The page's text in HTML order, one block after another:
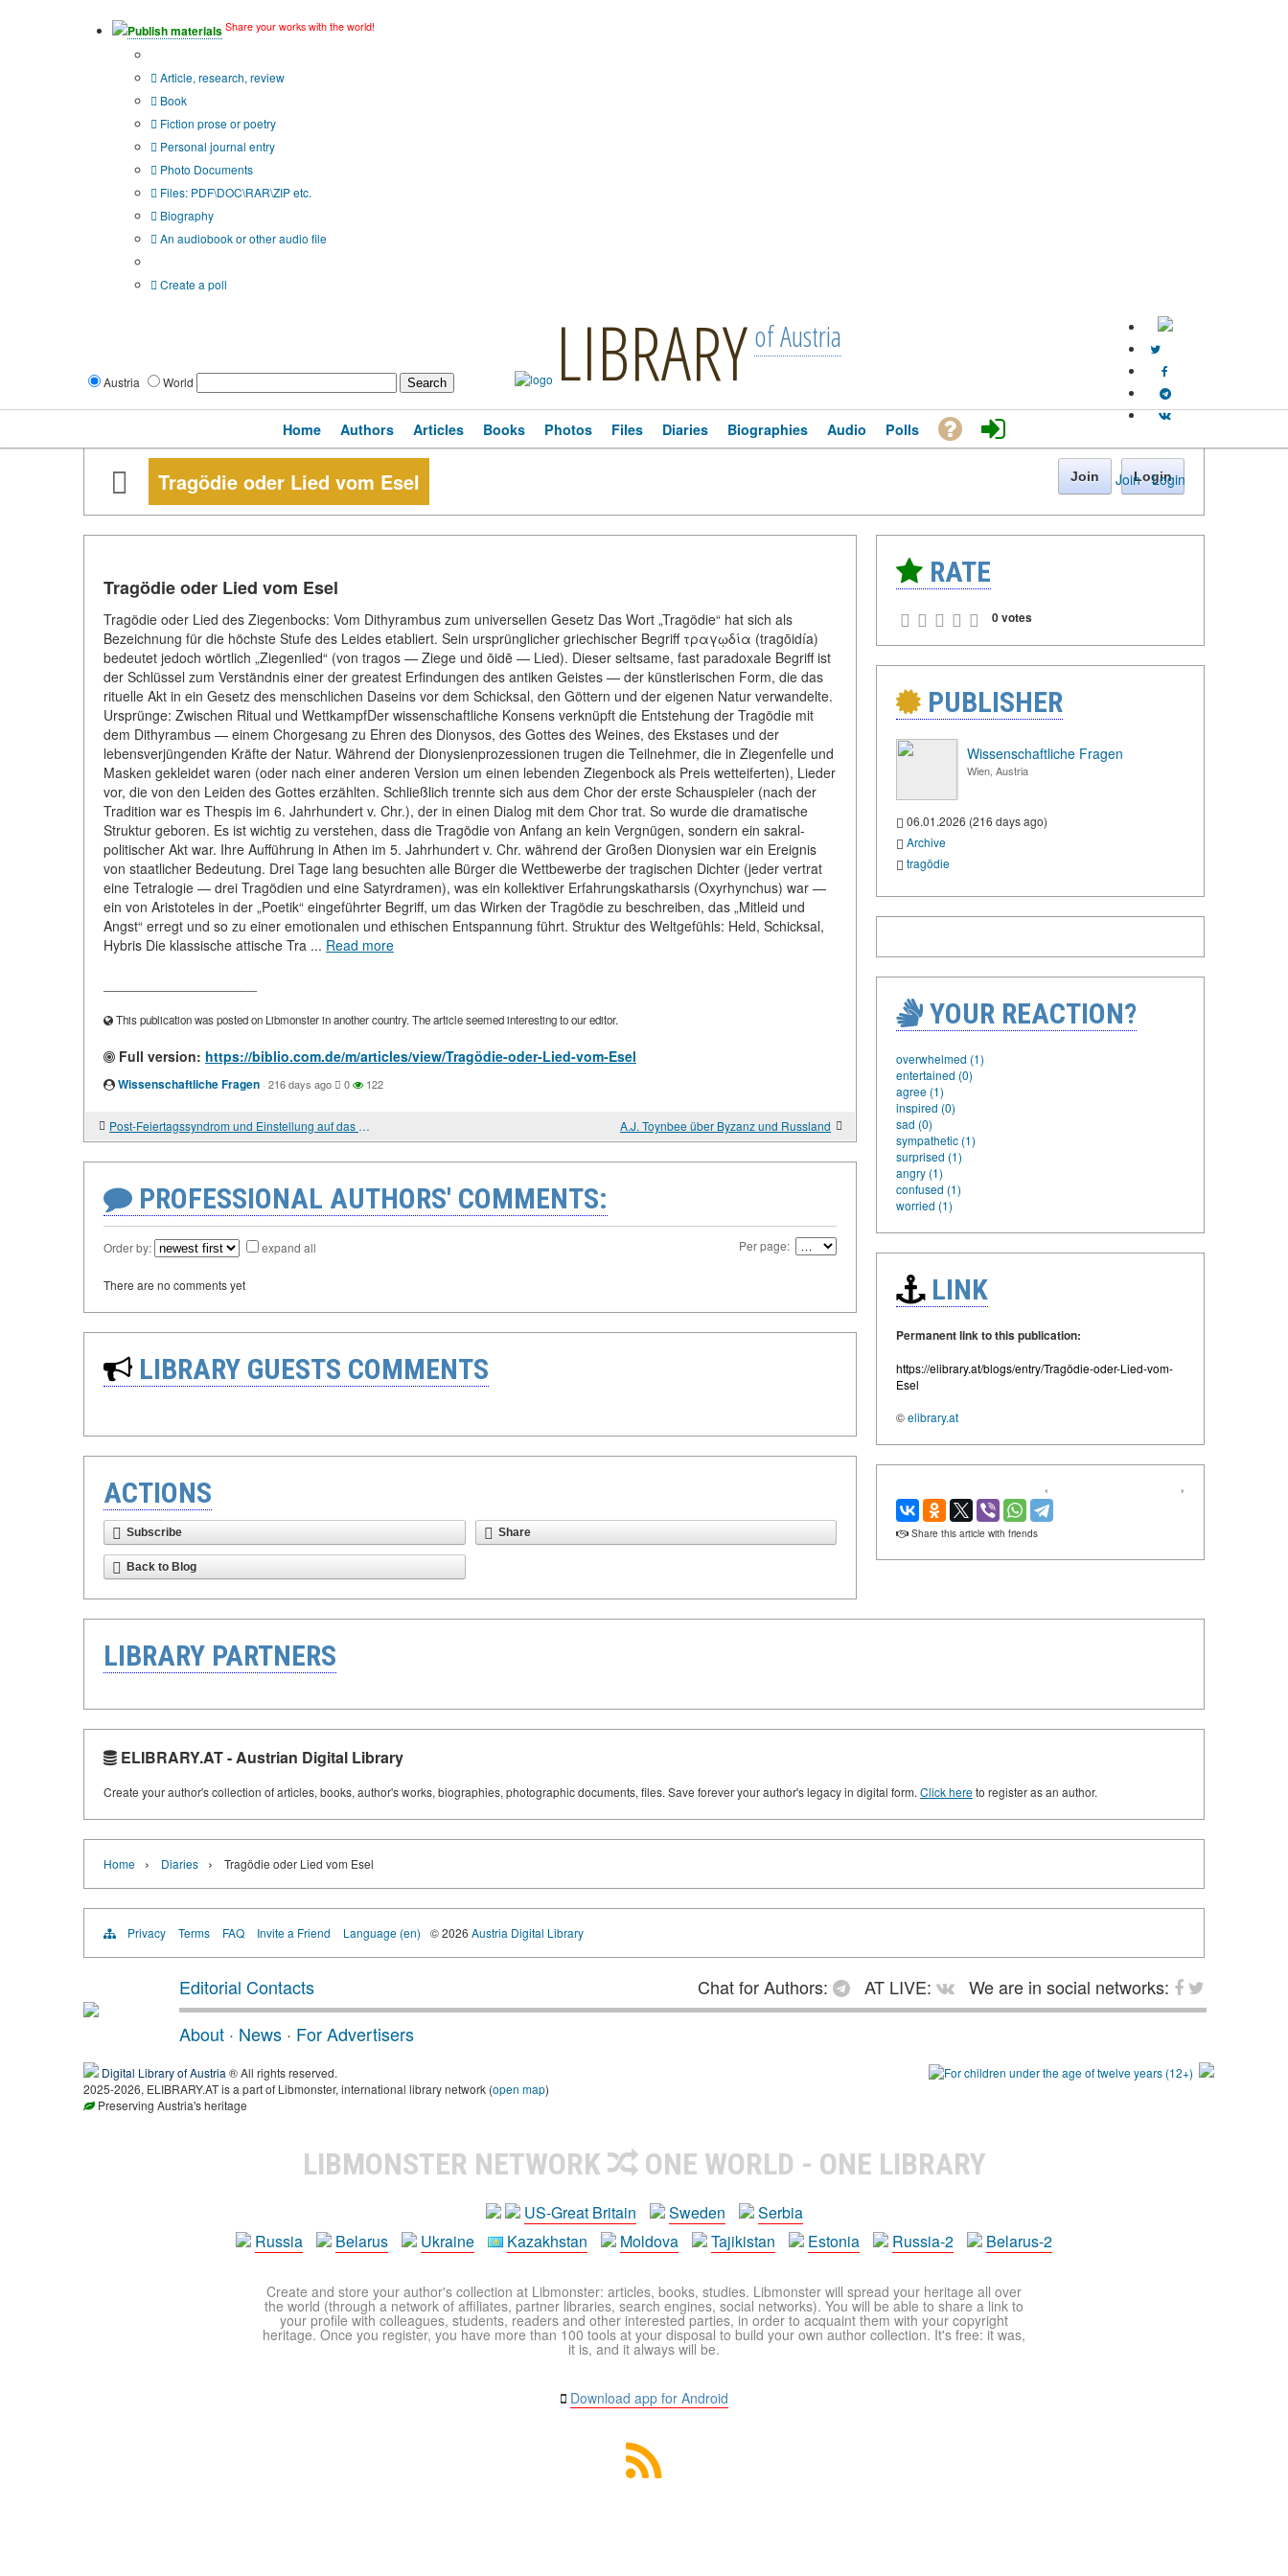
Publish materials Share your works with the world!
Article, research, review
Book
Fiction prose or poetry
Personal journal entry
Photo Documents
Files: PDF\DOC\RAR\ZIP etc.
Biography
An audiobook or other audio file
Create a poll
Austria World LIBRARY of Austria
Join · Login
Home Authors Articles Books Photos Files Diaries Biographies Audio Polls
Tragödie oder Lied vom Esel Join Login
Tragödie oder Lied vom Esel
Tragödie oder Lied des Ziegenbocks: Vom Dithyrambus zum universellen Gesetz Das Wort „Tragödie“ hat sich als
Bezeichnung für die höchste Stufe des Leides etabliert. Sein ursprünglicher griechischer Begriff τραγῳδία (tragōidía)
bedeutet jedoch wörtlich „Ziegenlied“ (von tragos — Ziege und ōidē — Lied). Dieser seltsame, fast paradoxale Begriff ist
der Schlüssel zum Verständnis einer der greatest Erfindungen des antiken Geistes — der künstlerischen Form, die das
rituelle Akt in ein Gesetz des menschlichen Daseins vor dem Schicksal, den Göttern und der eigenen Natur verwandelte.
Ursprünge: Zwischen Ritual und WettkampfDer wissenschaftliche Konsens verknüpft die Entstehung der Tragödie mit
dem Dithyrambus — einem Chorgesang zu Ehren des Dionysos, des Gottes des Weines, des Ekstases und der
lebensverjüngenden Kräfte der Natur. Während der Dionysienprozessionen trugen die Teilnehmer, die in Ziegenfelle und
Masken gekleidet waren (oder nach einer anderen Version um einen lebenden Ziegenbock als Preis wetteiferten), Lieder
vor, die von den Leiden des Gottes erzählten. Schließlich trennte sich aus dem Chor der erste Schauspieler (nach der
Tradition war es Thespis im 6. Jahrhundert v. Chr.), der in einen Dialog mit dem Chor trat. So wurde die dramatische
Struktur geboren. Es ist wichtig zu verstehen, dass die Tragödie von Anfang an kein Vergnügen, sondern ein sakral-
politischer Akt war. Ihre Aufführung in Athen im 5. Jahrhundert v. Chr. während der Großen Dionysien war ein Ereignis
von staatlicher Bedeutung. Drei Tage lang besuchten alle Bürger die Wettbewerbe der tragischen Dichter (jeder vertrat
eine Tetralogie — drei Tragödien und eine Satyrdramen), was ein kollektiver Erfahrungskatharsis (Oxyrhynchus) war —
ein von Aristoteles in der „Poetik“ eingeführter Begriff, um das Wirken der Tragödie zu beschreiben, das „Mitleid und
Angst“ erregt und so zu einer emotionalen und ethischen Entspannung führt. Struktur des Weltgefühls: Held, Schicksal,
Hybris Die klassische attische Tra ... Read more
This publication was posted on Libmonster in another country. The article seemed interesting to our editor.
Full version: https://biblio.com.de/m/articles/view/Tragödie-oder-Lied-vom-Esel
Wissenschaftliche Fragen · 216 days ago 0 122
Post-Feiertagssyndrom und Einstellung auf das Arbeitsklima A.J. Toynbee über Byzanz und Russland
PROFESSIONAL AUTHORS' COMMENTS:
Order by: expand all Per page:
There are no comments yet
LIBRARY GUESTS COMMENTS
ACTIONS
Subscribe Share
Back to Blog
RATE
0 votes
PUBLISHER
Wissenschaftliche Fragen
Wien, Austria
06.01.2026 (216 days ago)
Archive
tragödie
YOUR REACTION?
overwhelmed (1)
entertained (0)
agree (1)
inspired (0)
sad (0)
sympathetic (1)
surprised (1)
angry (1)
confused (1)
worried (1)
LINK
Permanent link to this publication:
https://elibrary.at/blogs/entry/Tragödie-oder-Lied-vom-
Esel
©elibrary.at
‹ ›
Share this article with friends
LIBRARY PARTNERS
ELIBRARY.AT - Austrian Digital Library
Create your author's collection of articles, books, author's works, biographies, photographic documents, files. Save forever your author's legacy in digital form. Click hereto register as an author.
Home › Diaries › Tragödie oder Lied vom Esel
Privacy Terms FAQ Invite a Friend Language (en) © 2026 Austria Digital Library
Editorial Contacts Chat for Authors: AT LIVE:
We are in social networks:
About · News · For Advertisers
Digital Library of Austria ® All rights reserved.
2025-2026, ELIBRARY.AT is a part of Libmonster, international library network (open map)
Preserving Austria's heritage
LIBMONSTER NETWORK ONE WORLD - ONE LIBRARY
US-Great Britain Sweden
Serbia
Russia
Belarus Ukraine Kazakhstan Moldova Tajikistan Estonia Russia-2 Belarus-2
Create and store your author's collection at Libmonster: articles, books, studies. Libmonster will spread your heritage all over
the world (through a network of affiliates, partner libraries, search engines, social networks). You will be able to share a link to
your profile with colleagues, students, readers and other interested parties, in order to acquaint them with your copyright
heritage. Once you register, you have more than 100 tools at your disposal to build your own author collection. It's free: it was,
it is, and it always will be.
Download app for Android